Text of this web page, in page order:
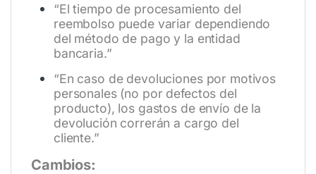
“El tiempo de procesamiento del
reembolso puede variar dependiendo
del método de pago y la entidad
bancaria.”
“En caso de devoluciones por motivos
personales (no por defectos del
producto), los gastos de envío de la
devolución correrán a cargo del
cliente.”
Cambios: